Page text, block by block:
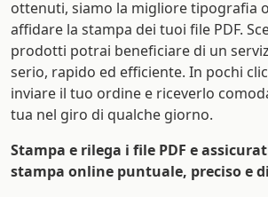
ottenuti, siamo la migliore tipografia
affidare la stampa dei tuoi file PDF.
prodotti potrai beneficiare di un
serio, rapido ed efficiente. In pochi
inviare il tuo ordine e riceverlo
tua nel giro di qualche giorno.
Stampa e rilega i file PDF e
stampa online puntuale, preciso e